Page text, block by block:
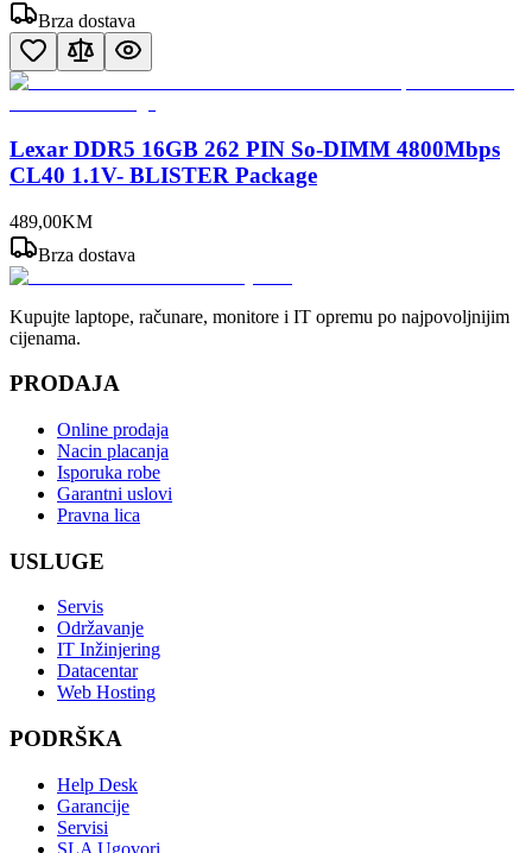
Brza dostava
Lexar DDR5 16GB 262 PIN So-DIMM 4800Mbps
CL40 1.1V- BLISTER Package
489,00KM
Brza dostava
Kupujte laptope, računare, monitore i IT opremu po najpovoljnijim
cijenama.
PRODAJA
Online prodaja
Nacin placanja
Isporuka robe
Garantni uslovi
Pravna lica
USLUGE
Servis
Održavanje
IT Inžinjering
Datacentar
Web Hosting
PODRŠKA
Help Desk
Garancije
Servisi
SLA Ugovori